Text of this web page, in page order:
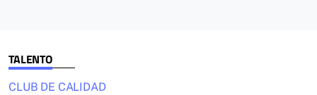
TALENTO
CLUB DE CALIDAD